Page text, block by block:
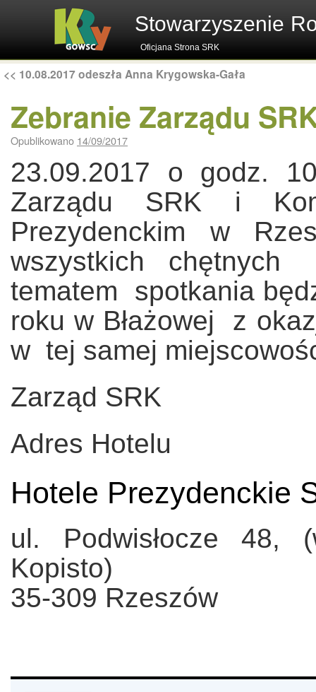
Stowarzyszenie
Oficjana Strona SRK
<< 10.08.2017 odeszła Anna Krygowska-Gała
Zebranie Zarządu
Opublikowano 14/09/2017
23.09.2017 o godz.
Zarządu SRK i
Prezydenckim w
wszystkich chętnych
tematem spotkania
roku w Błażowej z
w tej samej
Zarząd SRK
Adres Hotelu
Hotele Prezydenckie
ul. Podwisłocze 48,
Kopisto)
35-309 Rzeszów